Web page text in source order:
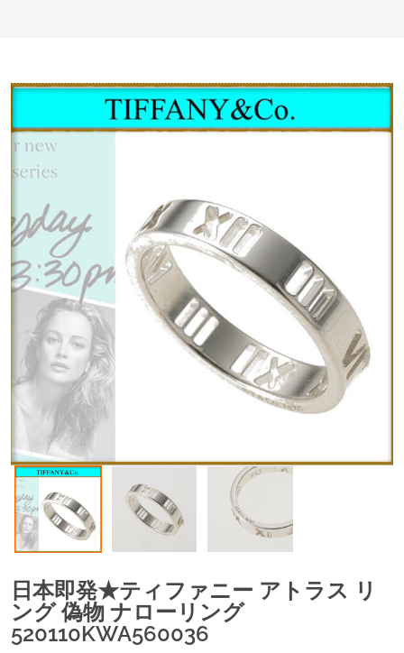
日本即発★ティファニー アトラス リ
ング 偽物 ナローリング
520110KWA560036